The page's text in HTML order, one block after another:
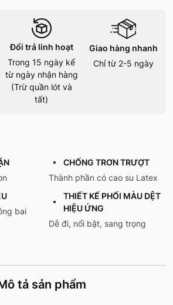
Đổi trả linh hoạt
Trong 15 ngày kể
từ ngày nhận hàng
(Trừ quần lót và
tất)
Giao hàng nhanh
Chỉ từ 2-5 ngày
CHỐNG TRƠN TRƯỢT
Thành phần có cao su Latex
bai
THIẾT KẾ PHỐI MÀU DỆT
HIỆU ỨNG
Dễ đi, nổi bật, sang trọng
tả sản phẩm